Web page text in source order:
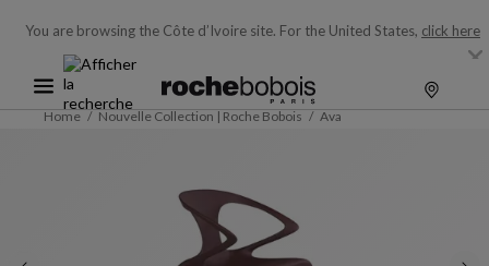
You are browsing the Côte d’Ivoire site. For the United States, click here
Home Nouvelle Collection | Roche Bobois Ava